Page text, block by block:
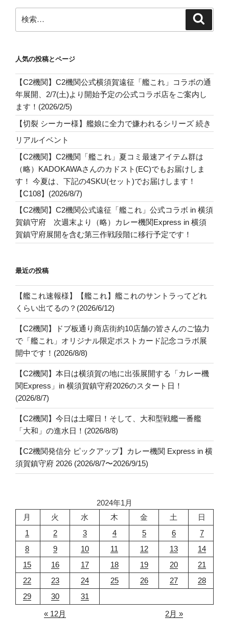
索:
人気の投稿とページ
【C2機関】C2機関公式横須賀遠征「艦これ」コラボの通
年展開、2/7(土)より開始予定の公式コラボ店をご案内し
ます！(2026/2/5)
【切裂 シーカー様】艦娘に全力で嫌われるシリーズ 続き
リアルイベント
【C2機関】C2機関「艦これ」夏コミ最速アイテム群は
（略）KADOKAWAさんのカドスト(EC)でもお届けしま
す！ 今夏は、下記の4SKU(セット)でお届けします！
【C108】(2026/8/7)
【C2機関】C2機関公式遠征「艦これ」公式コラボ in 横須
賀鎮守府 次週末より（略）カレー機関Express in 横須
賀鎮守府展開を含む第三作戦段階に移行予定です！
最近の投稿
【艦これ速報様】【艦これ】艦これのサントラってどれ
くらい出てるの？(2026/6/12)
【C2機関】ドブ板通り商店街約10店舗の皆さんのご協力
で「艦これ」オリジナル限定ポストカード記念コラボ展
開中です！(2026/8/8)
【C2機関】本日は横須賀の地に出張展開する「カレー機
関Express」in 横須賀鎮守府2026のスタート日！
(2026/8/7)
【C2機関】今日は土曜日！そして、大和型戦艦一番艦
「大和」の進水日！(2026/8/8)
【C2機関発信分 ピックアップ】カレー機関 Express in 横
須賀鎮守府 2026 (2026/8/7〜2026/9/15)
2024年1月
月
火 水 木 金 土
日
1
2 3 4 5 6
7
8
9 10 11 12 13
14
15
16 17 18 19 20
21
22
23 24 25 26 27
28
29
30
31
« 12月
2月 »